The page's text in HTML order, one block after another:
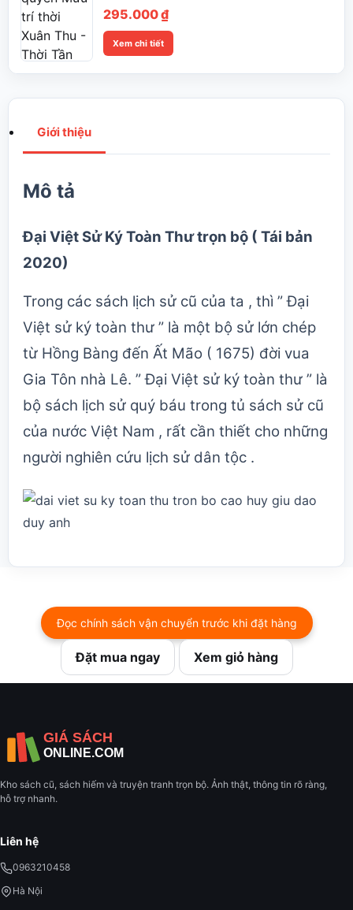
295.000₫
Xem chi tiết
Giới thiệu
Mô tả
Đại Việt Sử Ký Toàn Thư trọn bộ ( Tái bản
2020)
Trong các sách lịch sử cũ của ta , thì ” Đại
Việt sử ký toàn thư ” là một bộ sử lớn chép
từ Hồng Bàng đến Ất Mão ( 1675) đời vua
Gia Tôn nhà Lê. ” Đại Việt sử ký toàn thư ” là
bộ sách lịch sử quý báu trong tủ sách sử cũ
của nước Việt Nam , rất cần thiết cho những
người nghiên cứu lịch sử dân tộc .
Đọc chính sách vận chuyển trước khi đặt hàng
Đặt mua ngay Xem giỏ hàng
Kho sách cũ, sách hiếm và truyện tranh trọn bộ. Ảnh thật, thông tin rõ ràng,
hỗ trợ nhanh.
Liên hệ
0963210458
Hà Nội